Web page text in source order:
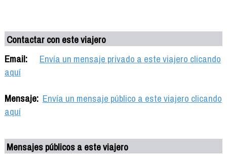
Contactar con este viajero
Email:
Envía un mensaje privado a este viajero clicando
aquí
Mensaje: Envía un mensaje público a este viajero clicando
aquí
Mensajes públicos a este viajero